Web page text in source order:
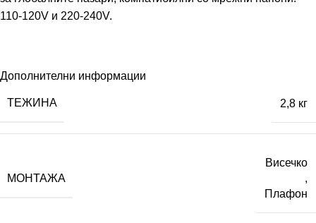
110-120V и 220-240V.
Дополнителни информации
ТЕЖИНА 2,8 кг
МОНТАЖА
Висечко
,
Плафон